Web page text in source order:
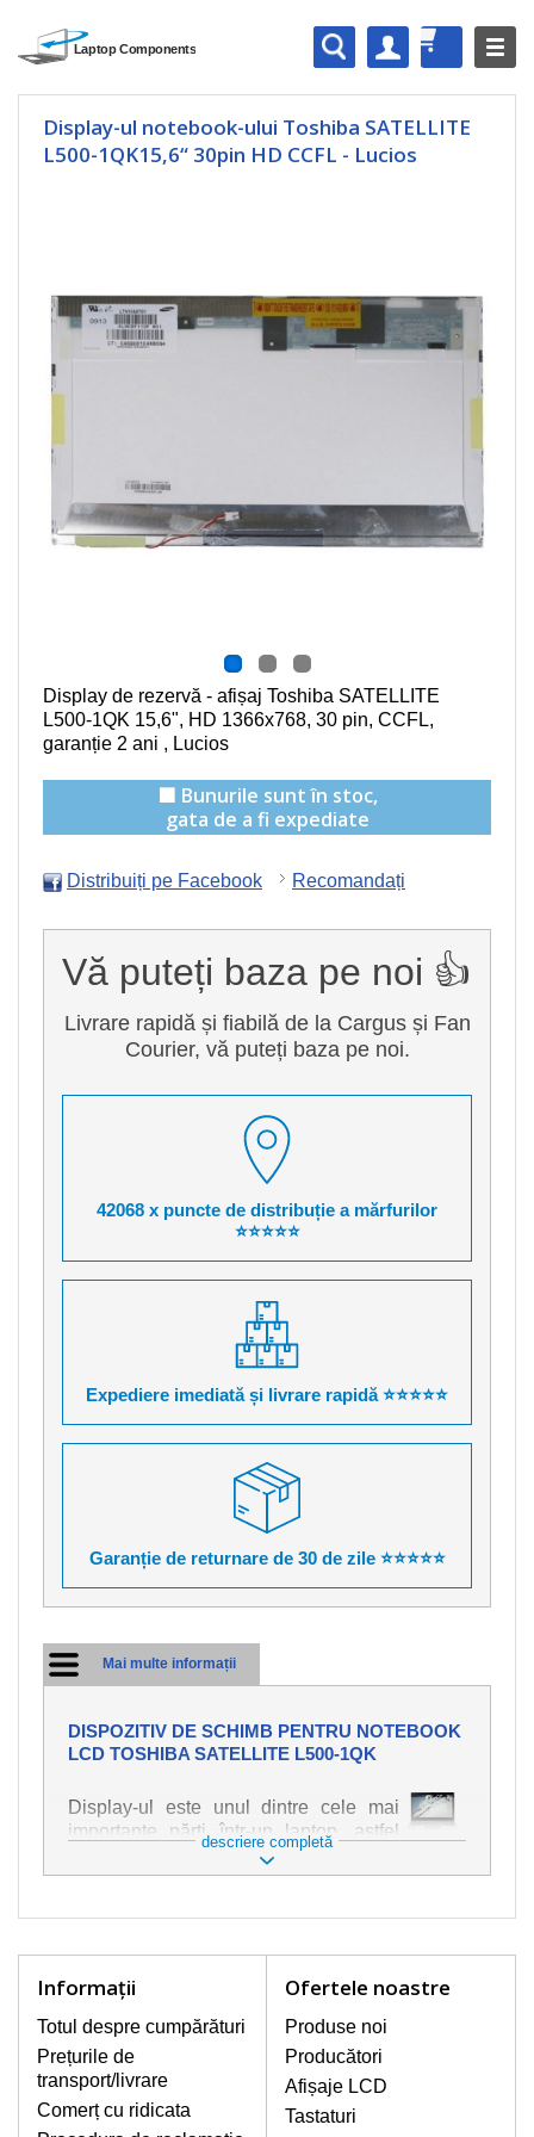
Display-ul notebook-ului Toshiba SATELLITE
L500-1QK15,6“ 30pin HD CCFL - Lucios
Display de rezervă - afișaj Toshiba SATELLITE
L500-1QK 15,6", HD 1366x768, 30 pin, CCFL,
garanție 2 ani , Lucios
🟩 Bunurile sunt în stoc,
gata de a fi expediate
Distribuiți pe Facebook Recomandați
Vă puteți baza pe noi 👍
Livrare rapidă și fiabilă de la Cargus și Fan
Courier, vă puteți baza pe noi.
42068 x puncte de distribuție a mărfurilor
⭐⭐⭐⭐⭐
Expediere imediată și livrare rapidă ⭐⭐⭐⭐⭐
Garanție de returnare de 30 de zile ⭐⭐⭐⭐⭐
Mai multe informații
DISPOZITIV DE SCHIMB PENTRU NOTEBOOK
LCD TOSHIBA SATELLITE L500-1QK
Display-ul este unul dintre cele mai
importante părți într-un laptop, astfel
încât ne străduim să oferim piese de
schimb de cea mai bună calitate.
ul cu cea mai mare atenție. Cele mai
natură mecanică, cum ar fi afișajul rupt
sau crăpat. În plus, dungile verticale,
afișajul neiluminat, luminozitatea
intermitentă sau neuniformă
descriere completă
Informaţii
Totul despre cumpărături
Prețurile de
transport/livrare
Comerț cu ridicata
Ofertele noastre
Produse noi
Producători
Afișaje LCD
Tastaturi